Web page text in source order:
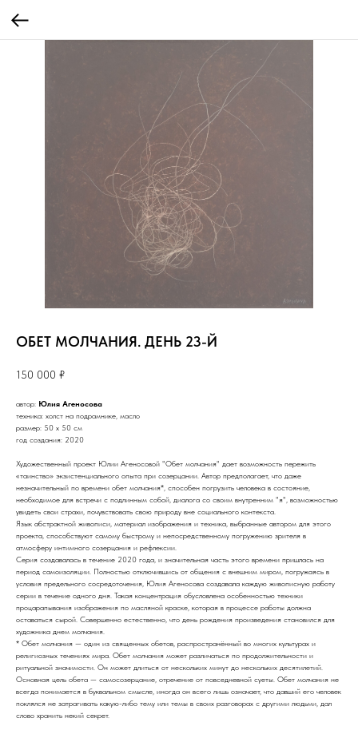
ОБЕТ МОЛЧАНИЯ. ДЕНЬ 23-Й
150 000 ₽
автор: Юлия Агеносова
техника: холст на подрамнике, масло
размер: 50 х 50 см
год создания: 2020
Художественный проект Юлии Агеносовой "Обет молчания" дает возможность пережить
«таинство» экзистенциального опыта при созерцании. Автор предполагает, что даже
незначительный по времени обет молчания*, способен погрузить человека в состояние,
необходимое для встречи с подлинным собой, диалога со своим внутренним "я", возможностью
увидеть свои страхи, почувствовать свою природу вне социального контекста.
Язык абстрактной живописи, материал изображения и техника, выбранные автором для этого
проекта, способствуют самому быстрому и непосредственному погружению зрителя в
атмосферу интимного созерцания и рефлексии.
Серия создавалась в течение 2020 года, и значительная часть этого времени пришлась на
период самоизоляции. Полностью отключившись от общения с внешним миром, погружаясь в
условия предельного сосредоточения, Юлия Агеносова создавала каждую живописную работу
серии в течение одного дня. Такая концентрация обусловлена особенностью техники
процарапывания изображения по масляной краске, которая в процессе работы должна
оставаться сырой. Совершенно естественно, что день рождения произведения становился для
художника днем молчания.
* Обет молчания — один из священных обетов, распространённый во многих культурах и
религиозных течениях мира. Обет молчания может различаться по продолжительности и
ритуальной значимости. Он может длиться от нескольких минут до нескольких десятилетий.
Основная цель обета — самосозерцание, отречение от повседневной суеты. Обет молчания не
всегда понимается в буквальном смысле, иногда он всего лишь означает, что давший его человек
поклялся не затрагивать какую-либо тему или темы в своих разговорах с другими людьми, дал
слово хранить некий секрет.